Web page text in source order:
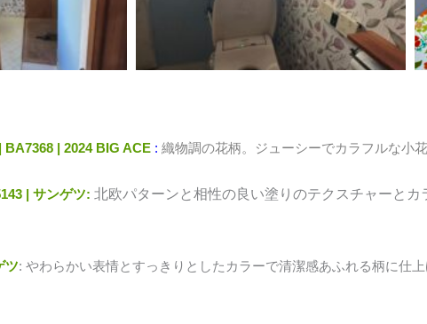
BA7368 | 2024 BIG ACE: 織物調の花柄。ジューシーでカラフルな小
| サンゲツ: 北欧パターンと相性の良い塗りのテクスチャーと
ツ: やわらかい表情とすっきりとしたカラーで清潔感あふれる柄に仕上